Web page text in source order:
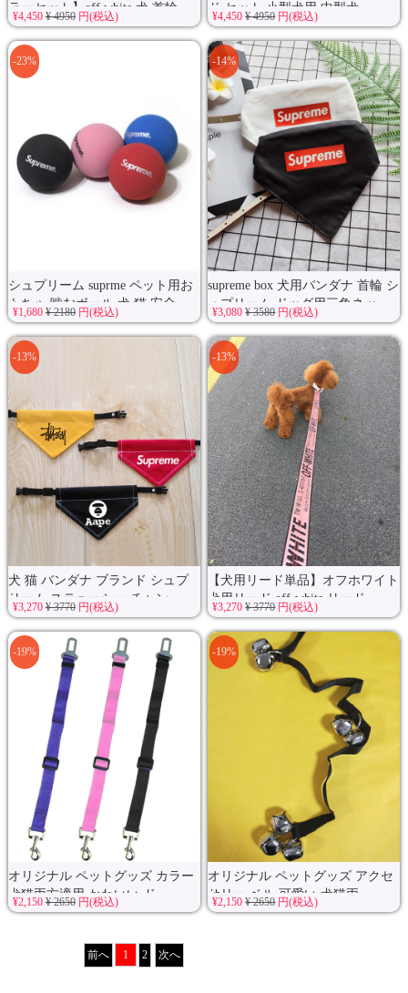
ラーセット】off white 犬 首輪...
¥4,450 ¥ 4950円(税込)
ド セット 小型犬用 中型犬...
¥4,450¥ 4950円(税込)
シュプリーム suprme ペット用お
もちゃ 噛むボール 犬 猫 安全...
-23%
¥1,680 ¥ 2180円(税込)
supreme box 犬用バンダナ 首輪 シ
ュプリーム ドッグ用三角ネッ...
-14%
¥3,080¥ 3580円(税込)
犬 猫 バンダナ ブランド シュプ
リーム ステューシー チャン...
-13%
¥3,270 ¥ 3770円(税込)
【犬用リード単品】オフホワイト
犬用リード off-white リード...
-13%
¥3,270¥ 3770円(税込)
オリジナル ペットグッズ カラー
犬猫両方適用 かわいい ド...
-19%
¥2,150 ¥ 2650円(税込)
オリジナル ペットグッズ アクセ
サリー ベル 可愛い 犬猫両...
-19%
¥2,150¥ 2650円(税込)
前へ 1 2 次へ